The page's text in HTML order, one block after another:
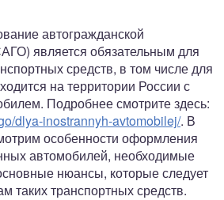
автогражданской
является обязательным для
средств, в том числе для
на территории России с
Подробнее смотрите здесь:
dlya-inostrannyh-avtomobilej/. В
особенности оформления
автомобилей, необходимые
нюансы, которые следует
таких транспортных средств.